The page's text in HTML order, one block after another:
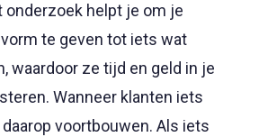
onderzoek helpt je om je
te geven tot iets wat
waardoor ze tijd en geld in je
Wanneer klanten iets
voortbouwen. Als iets